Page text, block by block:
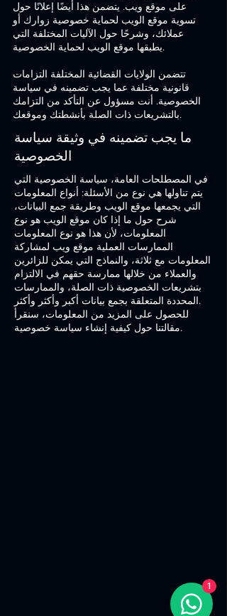
على موقع ويب. يتضمن هذا أيضًا إعلانًا حول
تسوية موقع الويب لحماية خصوصية زوارك أو
عملائك، وشرحًا حول الآليات المختلفة التي
يطبقها موقع الويب لحماية الخصوصية.
تتضمن الولايات القضائية المختلفة التزامات
قانونية مختلفة عما يجب تضمينه في سياسة
الخصوصية. أنت مسؤول عن التأكد من التزامك
بالتشريعات ذات الصلة بأنشطتك وموقعك.
ما يجب تضمينه في وثيقة سياسة
الخصوصية
في المصطلحات العامة، سياسة الخصوصية التي
يتم تناولها هي نوع من الأسئلة: أنواع المعلومات
التي يجمعها موقع الويب وطريقة جمع البيانات،
شرح حول ما إذا كان موقع الويب هو نوع
المعلومات، لأن هذا هو نوع المعلومات
الممارسات العملية موقع ويب لمشاركة
المعلومات مع ثلاثة، والنماذج التي يمكن للزائرين
والعملاء من خلالها ممارسة حقهم في الالتزام
بتشريعات الخصوصية ذات الصلة، والممارسات
المحددة المتعلقة بجمع بيانات أكبر وأكثر وأكثر.
للحصول على المزيد من المعلومات، سنقرأ
مقالتنا حول كيفية إنشاء سياسة خصوصية.
1